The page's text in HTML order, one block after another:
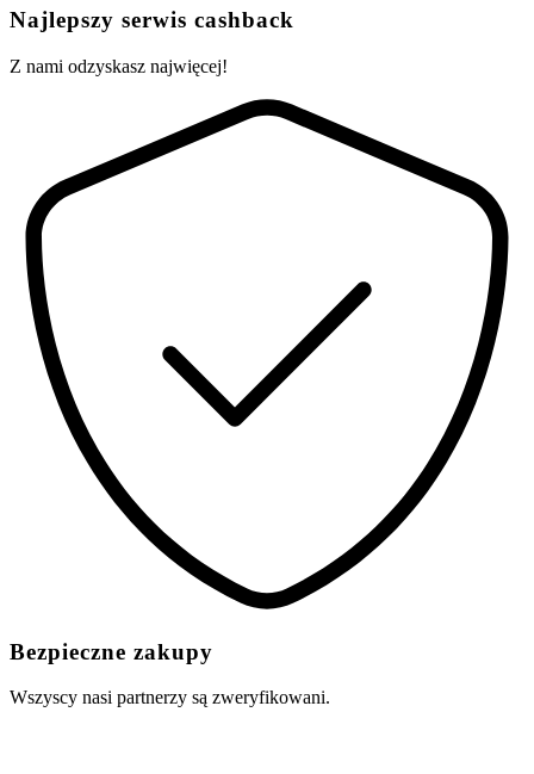
Najlepszy serwis cashback
Z nami odzyskasz najwięcej!
Bezpieczne zakupy
Wszyscy nasi partnerzy są zweryfikowani.